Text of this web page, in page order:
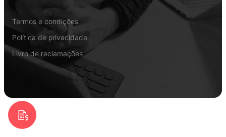
Termos e condições
Política de privacidade
Livro de reclamações